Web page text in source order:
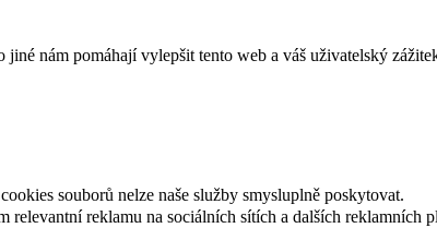
nám pomáhají vylepšit tento web a váš uživatelský
souborů nelze naše služby smysluplně poskytovat.
reklamu na sociálních sítích a dalších reklamních